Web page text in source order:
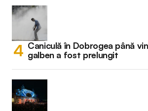
Caniculă în Dobrogea până
galben a fost prelungit